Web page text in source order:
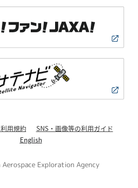
用規約
SNS・画像等の利用ガイド
English
Exploration Agency